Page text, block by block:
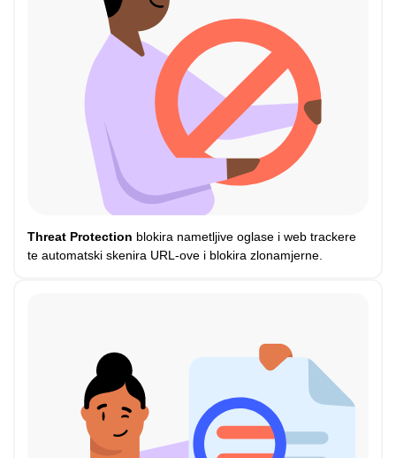
Threat Protection blokira nametljive oglase i web trackere
te automatski skenira URL-ove i blokira zlonamjerne.